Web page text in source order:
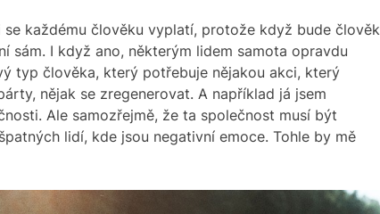
každému člověku vyplatí, protože když bude člověk
sám. I když ano, některým lidem samota opravdu
typ člověka, který potřebuje nějakou akci, který
nějak se zregenerovat. A například já jsem
Ale samozřejmě, že ta společnost musí být
lidí, kde jsou negativní emoce. Tohle by mě